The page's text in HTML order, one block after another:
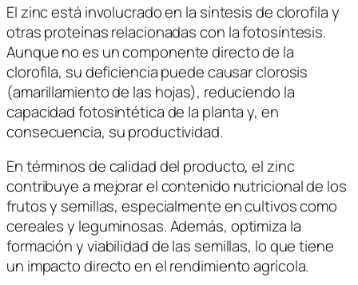
El zinc está involucrado en la síntesis de clorofila y
otras proteínas relacionadas con la fotosíntesis.
Aunque no es un componente directo de la
clorofila, su deficiencia puede causar clorosis
(amarillamiento de las hojas), reduciendo la
capacidad fotosintética de la planta y, en
consecuencia, su productividad.
En términos de calidad del producto, el zinc
contribuye a mejorar el contenido nutricional de los
frutos y semillas, especialmente en cultivos como
cereales y leguminosas. Además, optimiza la
formación y viabilidad de las semillas, lo que tiene
un impacto directo en el rendimiento agrícola.